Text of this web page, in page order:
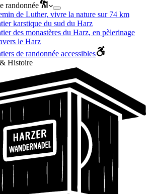
randonnée
de Luther, vivre la nature sur 74 km
karstique du sud du Harz
des monastères du Harz, en pèlerinage
le Harz
de randonnée accessibles
Histoire